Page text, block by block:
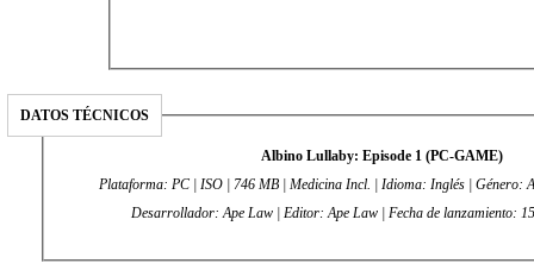
DATOS TÉCNICOS
Albino Lullaby: Episode 1 (PC-GAME)
Plataforma: PC | ISO | 746 MB | Medicina Incl. | Idioma: Inglés | Género:
Desarrollador: Ape Law | Editor: Ape Law | Fecha de